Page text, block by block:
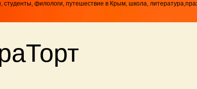
студенты, филологи, путешествие в Крым, школа,